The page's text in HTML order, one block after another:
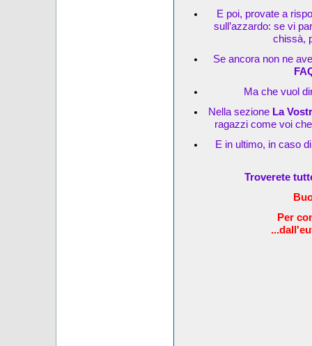
E poi, provate a
sull’azzardo: se vi
chissà,
Se ancora non ne
Ma che vuol
Nella sezioneLa
ragazzi come voi
E in ultimo, in caso
Troverete
Per